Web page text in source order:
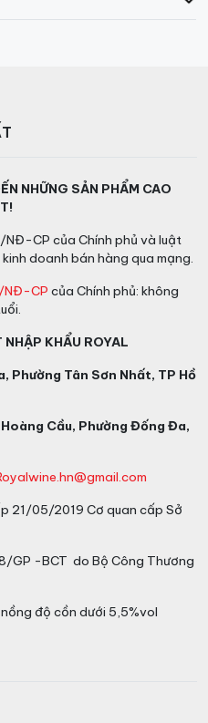
NHỮNG SẢN PHẨM CAO
NĐ-CP của Chính phủ và luật
doanh bán hàng qua mạng.
NĐ-CP của Chính phủ: không
KHẨU ROYAL
Phường Tân Sơn Nhất, TP Hồ
Cầu, Phường Đống Đa,
21/05/2019 Cơ quan cấp Sở
GP -BCT do Bộ Công Thương
độ cồn dưới 5,5%vol